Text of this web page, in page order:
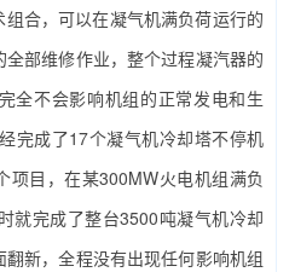
合，可以在凝气机满负荷运行的
部维修作业，整个过程凝汽器的
全不会影响机组的正常发电和生
完成了17个凝气机冷却塔不停机
项目，在某300MW火电机组满负
就完成了整台3500吨凝气机冷却
新，全程没有出现任何影响机组